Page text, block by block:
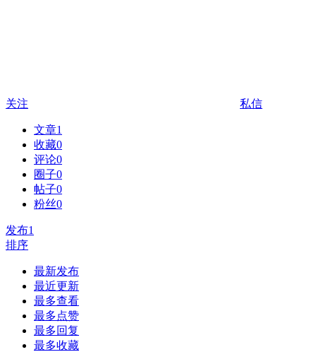
关注 私信
文章1
收藏0
评论0
圈子0
帖子0
粉丝0
发布1
排序
最新发布
最近更新
最多查看
最多点赞
最多回复
最多收藏